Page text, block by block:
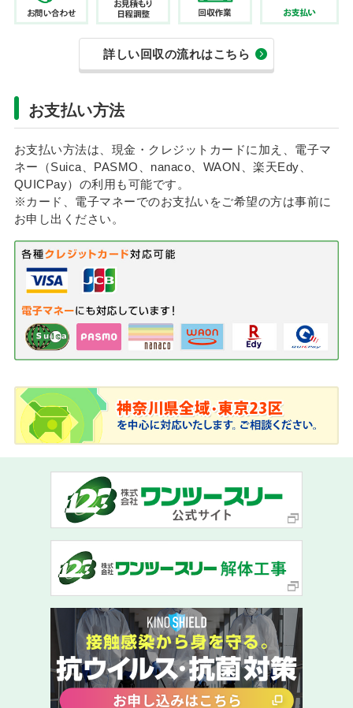
詳しい回収の流れはこちら
お支払い方法
お支払い方法は、現金・クレジットカードに加え、電子マ
ネー（Suica、PASMO、nanaco、WAON、楽天Edy、
QUICPay）の利用も可能です。
※カード、電子マネーでのお支払いをご希望の方は事前に
お申し出ください。